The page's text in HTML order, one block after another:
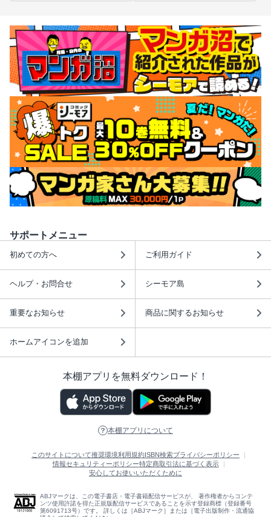
サポートメニュー
初めての方へ ご利用ガイド
ヘルプ・お問合せ シーモア島
重要なお知らせ 商品に関するお知らせ
ホームアイコンを追加
本棚アプリを無料ダウンロード！
本棚アプリについて
このサイトについて推奨環境利用規約 ISBN検索プライバシーポリシー
情報セキュリティーポリシー特定商取引法に基づく表示
安心してお使いいただくために
ABJマークは、この電子書店・電子書籍配信サービスが、 著作権者からコンテ
ンツ使用許諾を得た正規版配信サービスであることを示す登録商標（登録番号
第6091713号）です。 詳しくは［ABJマーク］または［電子出版制作・流通協